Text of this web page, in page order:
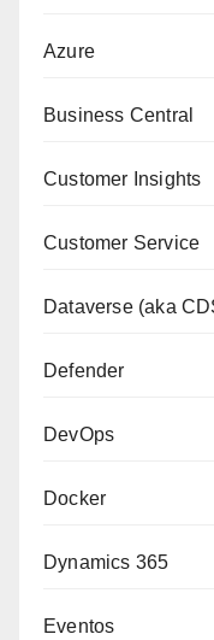
Azure
Business Central
Customer Insights
Customer Service
Dataverse (aka
Defender
DevOps
Docker
Dynamics 365
Eventos